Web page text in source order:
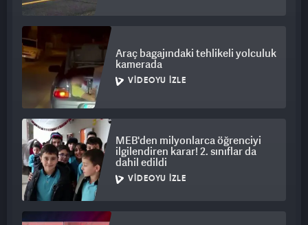
Araç bagajındaki tehlikeli yolculuk
kamerada
VIDEOYU İZLE
MEB'den milyonlarca öğrenciyi
ilgilendiren karar! 2. sınıflar da
dahil edildi
VIDEOYU İZLE